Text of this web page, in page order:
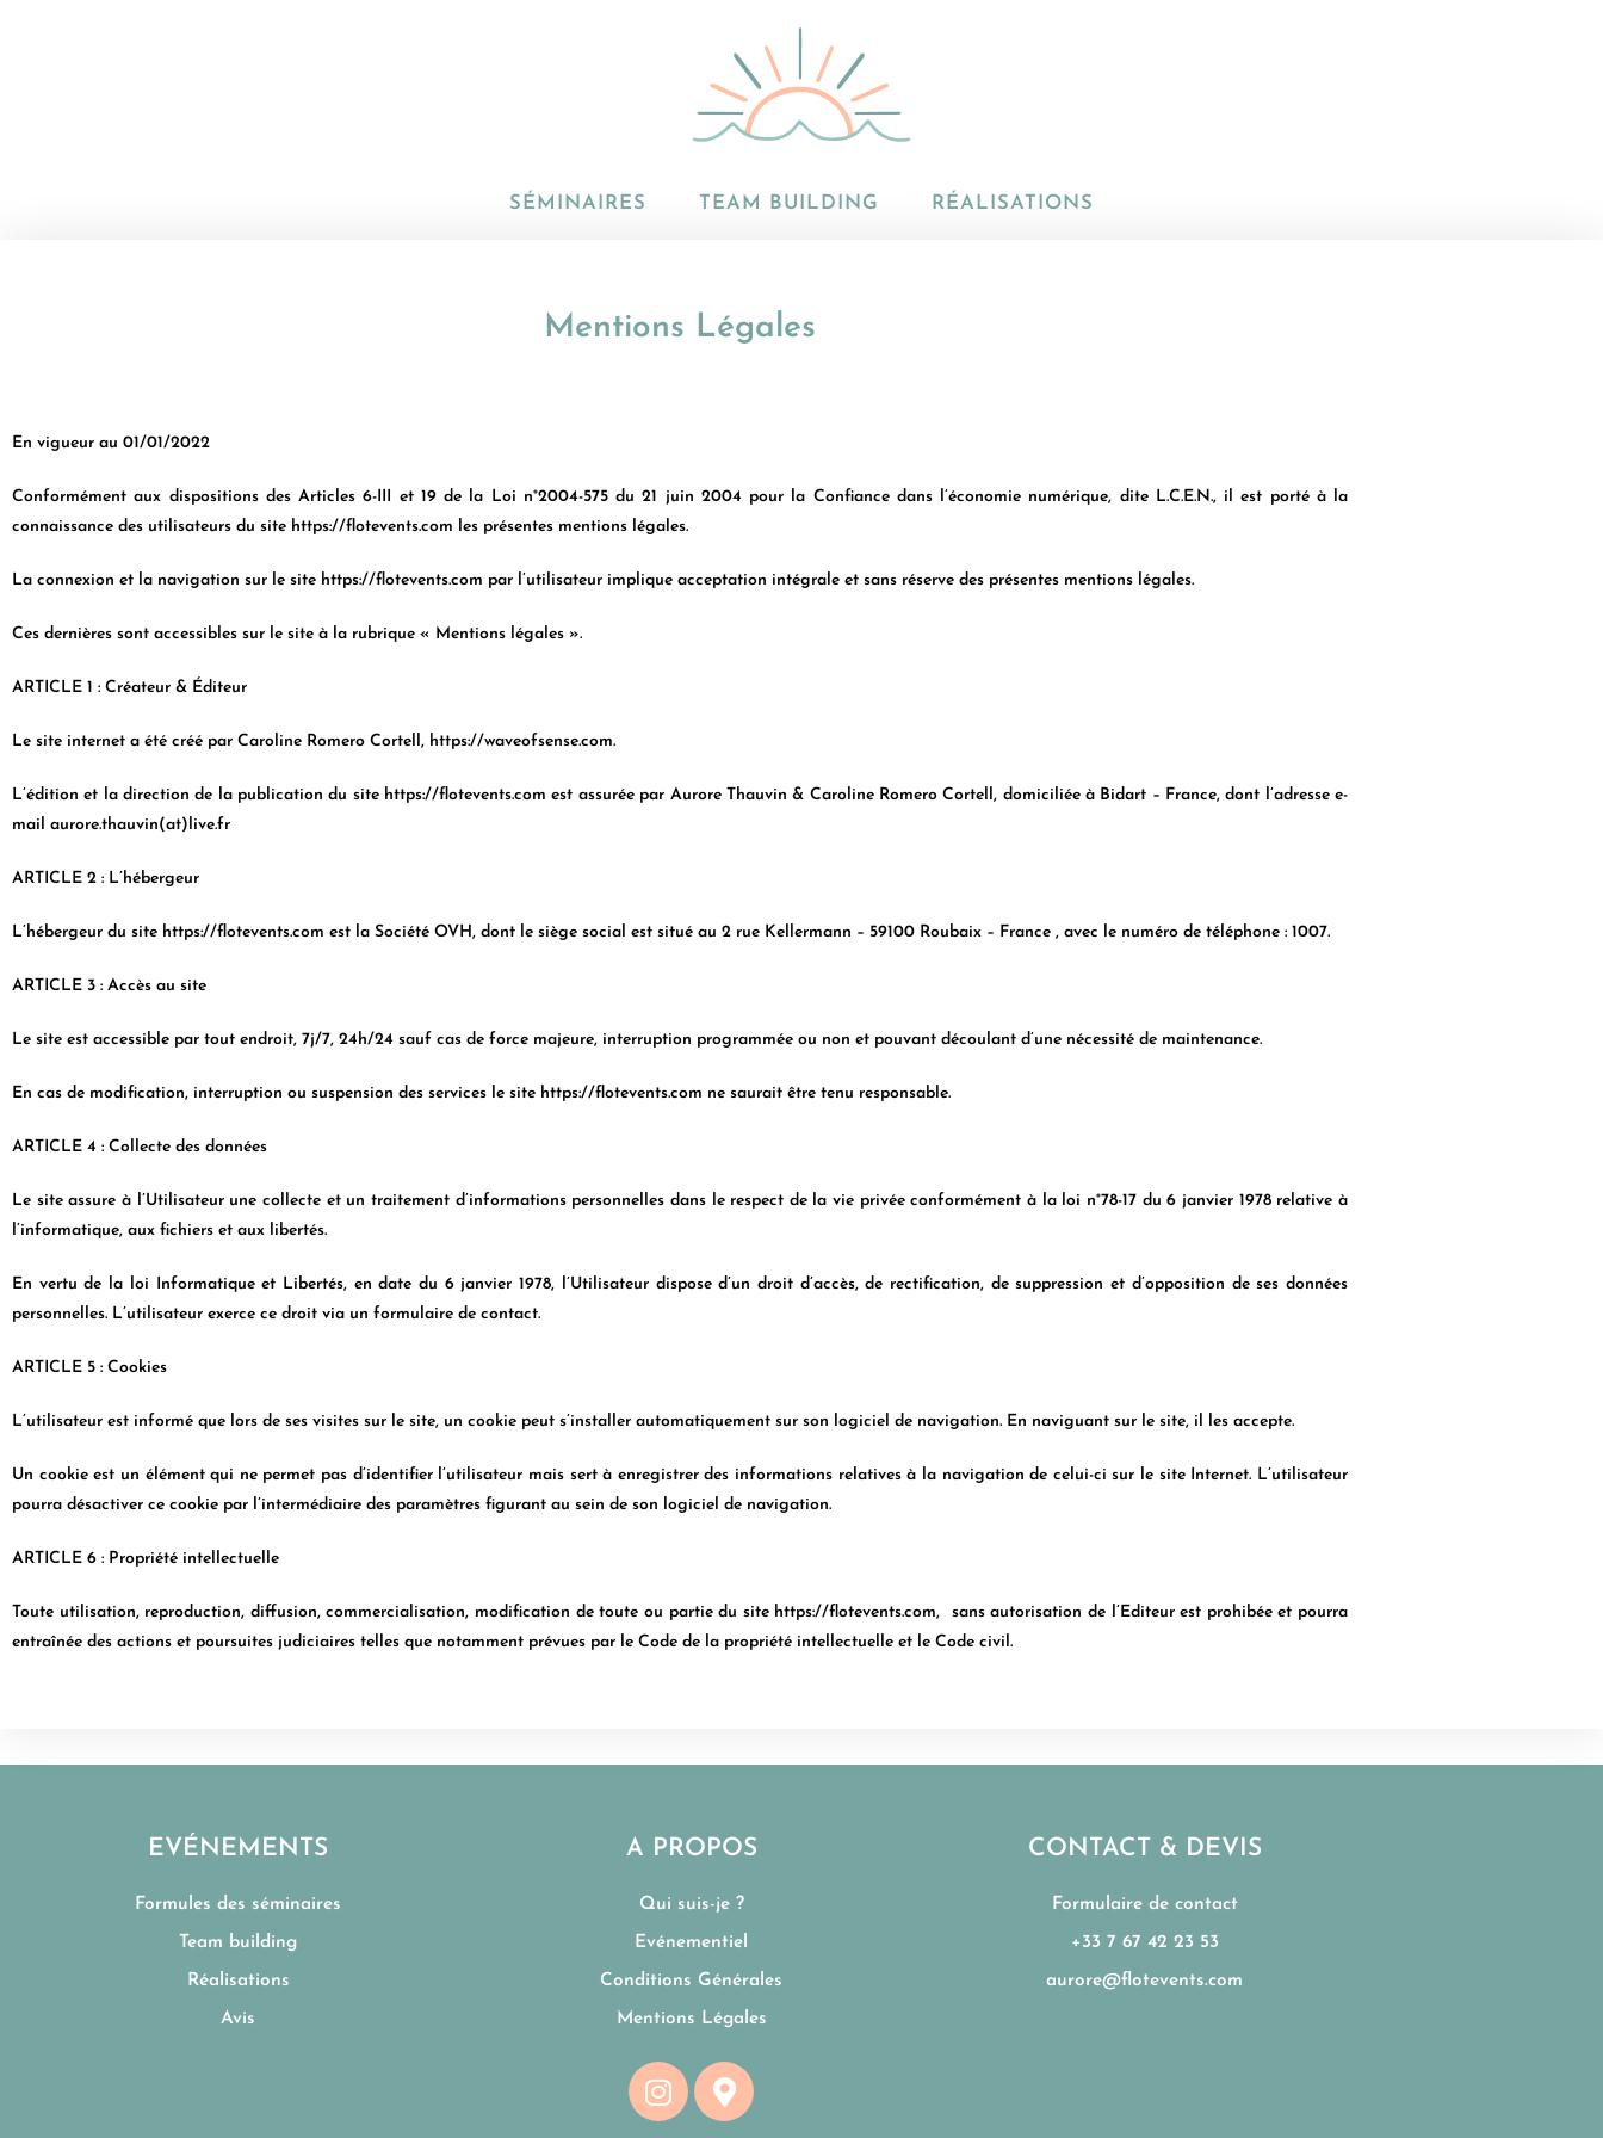
SÉMINAIRES TEAM BUILDING RÉALISATIONS
Mentions Légales
En vigueur au 01/01/2022
Conformément aux dispositions des Articles 6-III et 19 de la Loi n°2004-575 du 21 juin 2004 pour la Confiance dans l’économie numérique, dite L.C.E.N., il est porté à la
connaissance des utilisateurs du site https://flotevents.com les présentes mentions légales.
La connexion et la navigation sur le site https://flotevents.com par l’utilisateur implique acceptation intégrale et sans réserve des présentes mentions légales.
Ces dernières sont accessibles sur le site à la rubrique « Mentions légales ».
ARTICLE 1 : Créateur & Éditeur
Le site internet a été créé par Caroline Romero Cortell, https://waveofsense.com.
L’édition et la direction de la publication du site https://flotevents.com est assurée par Aurore Thauvin & Caroline Romero Cortell, domiciliée à Bidart – France, dont l’adresse e-
mail aurore.thauvin(at)live.fr
ARTICLE 2 : L’hébergeur
L’hébergeur du site https://flotevents.com est la Société OVH, dont le siège social est situé au 2 rue Kellermann – 59100 Roubaix – France , avec le numéro de téléphone : 1007.
ARTICLE 3 : Accès au site
Le site est accessible par tout endroit, 7j/7, 24h/24 sauf cas de force majeure, interruption programmée ou non et pouvant découlant d’une nécessité de maintenance.
En cas de modification, interruption ou suspension des services le site https://flotevents.com ne saurait être tenu responsable.
ARTICLE 4 : Collecte des données
Le site assure à l’Utilisateur une collecte et un traitement d’informations personnelles dans le respect de la vie privée conformément à la loi n°78-17 du 6 janvier 1978 relative à
l’informatique, aux fichiers et aux libertés.
En vertu de la loi Informatique et Libertés, en date du 6 janvier 1978, l’Utilisateur dispose d’un droit d’accès, de rectification, de suppression et d’opposition de ses données
personnelles. L’utilisateur exerce ce droit via un formulaire de contact.
ARTICLE 5 : Cookies
L’utilisateur est informé que lors de ses visites sur le site, un cookie peut s’installer automatiquement sur son logiciel de navigation. En naviguant sur le site, il les accepte.
Un cookie est un élément qui ne permet pas d’identifier l’utilisateur mais sert à enregistrer des informations relatives à la navigation de celui-ci sur le site Internet. L’utilisateur
pourra désactiver ce cookie par l’intermédiaire des paramètres figurant au sein de son logiciel de navigation.
ARTICLE 6 : Propriété intellectuelle
Toute utilisation, reproduction, diffusion, commercialisation, modification de toute ou partie du site https://flotevents.com, sans autorisation de l’Editeur est prohibée et pourra
entraînée des actions et poursuites judiciaires telles que notamment prévues par le Code de la propriété intellectuelle et le Code civil.
EVÉNEMENTS
Formules des séminaires
Team building
Réalisations
Avis
A PROPOS
Qui suis-je ?
Evénementiel
Conditions Générales
Mentions Légales
CONTACT & DEVIS
Formulaire de contact
+33 7 67 42 23 53
aurore@flotevents.com